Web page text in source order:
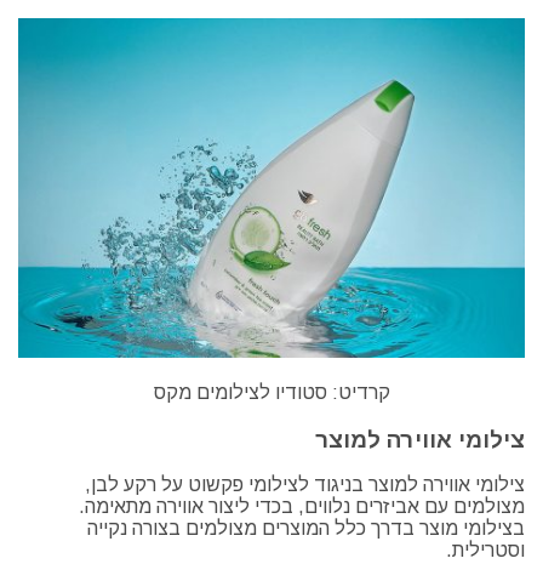
קרדיט: סטודיו לצילומים מקס
צילומי אווירה למוצר
צילומי אווירה למוצר בניגוד לצילומי פקשוט על רקע לבן,
מצולמים עם אביזרים נלווים, בכדי ליצור אווירה מתאימה.
בצילומי מוצר בדרך כלל המוצרים מצולמים בצורה נקייה
וסטרילית.